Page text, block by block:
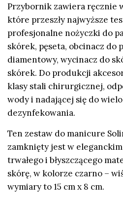
Przybornik zawiera ręcznie
które przeszły najwyższe
profesjonalne nożyczki do
skórek, pęseta, obcinacz do
diamentowy, wycinacz do
skórek. Do produkcji
klasy stali chirurgicznej,
wody i nadającej się do
dezynfekowania.
Ten zestaw do manicure
zamknięty jest w
trwałego i błyszczącego
skórę, w kolorze czarno –
wymiary to 15 cm x 8 cm.